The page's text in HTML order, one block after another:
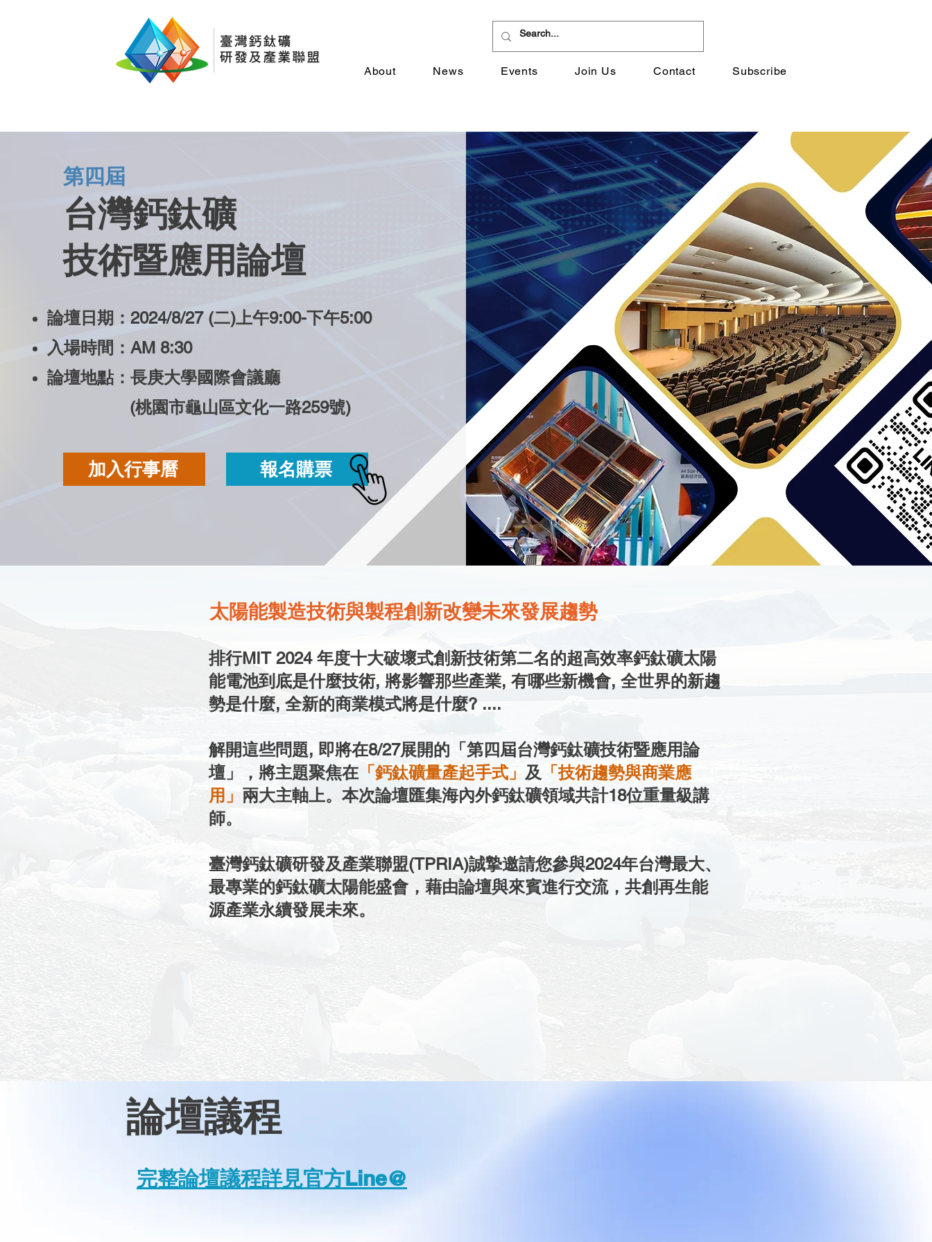
About News Events Join Us Contact Subscribe
第四屆
台灣鈣鈦礦
技術暨應用論壇
論壇日期：2024/8/27 (二)上午9:00-下午5:00
入場時間：AM 8:30
論壇地點：長庚大學國際會議廳
(桃園市龜山區文化一路259號)
加入行事曆 報名購票
太陽能製造技術與製程創新改變未來發展趨勢
排行MIT 2024 年度十大破壞式創新技術第二名的超高效率鈣鈦礦太陽
能電池到底是什麼技術, 將影響那些產業, 有哪些新機會, 全世界的新趨
勢是什麼, 全新的商業模式將是什麼? ....
解開這些問題, 即將在8/27展開的「第四屆台灣鈣鈦礦技術暨應用論
壇」，將主題聚焦在 「鈣鈦礦量產起手式」 及
「技術趨勢與商業應
用」 兩大主軸上。本次論壇匯集海內外鈣鈦礦領域共計18位重量級講
師。
臺灣鈣鈦礦研發及產業聯盟(TPRIA)誠摯邀請您參與2024年台灣最大、
最專業的鈣鈦礦太陽能盛會，藉由論壇與來賓進行交流，共創再生能
源產業永續發展未來。
論壇議程
​完整論壇議程詳見官方Line@